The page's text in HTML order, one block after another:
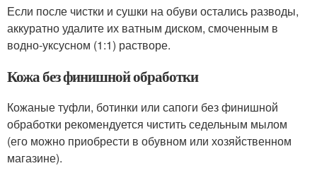
Если после чистки и сушки на обуви остались разводы,
аккуратно удалите их ватным диском, смоченным в
водно-уксусном (1:1) растворе.
Кожа без финишной обработки
Кожаные туфли, ботинки или сапоги без финишной
обработки рекомендуется чистить седельным мылом
(его можно приобрести в обувном или хозяйственном
магазине).